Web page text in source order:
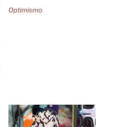
Optimismo